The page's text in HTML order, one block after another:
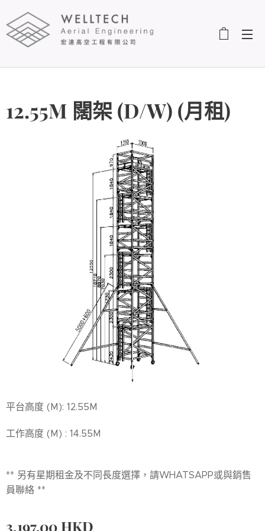
12.55M 闊架 (D/W) (月租)
平台高度 (M): 12.55M
工作高度 (M) : 14.55M
** 另有星期租金及不同長度選擇，請WHATSAPP或與銷售
員聯絡 **
3,197.00 HKD